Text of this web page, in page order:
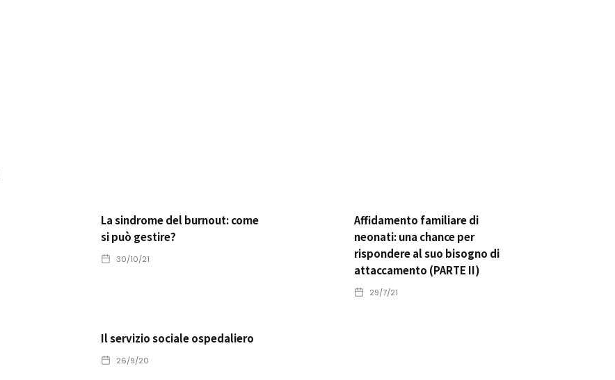
La sindrome del burnout: come
si può gestire?
30/10/21
Affidamento familiare di
neonati: una chance per
rispondere al suo bisogno di
attaccamento (PARTE II)
29/7/21
Il servizio sociale ospedaliero
26/9/20